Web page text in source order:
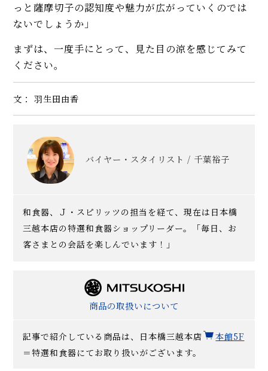
っと薩摩切子の認知度や魅力が広がっていくのでは
ないでしょうか」
まずは、一度手にとって、見た目の涼を感じてみて
ください。
文： 羽生田由香
バイヤー・スタイリスト / 千葉裕子
和食器、Ｊ・スピリッツの担当を経て、現在は日本橋
三越本店の特選和食器ショップリーダー。「毎日、お
客さまとの会話を楽しんでいます！」
商品の取扱いについて
記事で紹介している商品は、日本橋三越本店
本館5F
＝特選和食器にてお取り扱いがございます。